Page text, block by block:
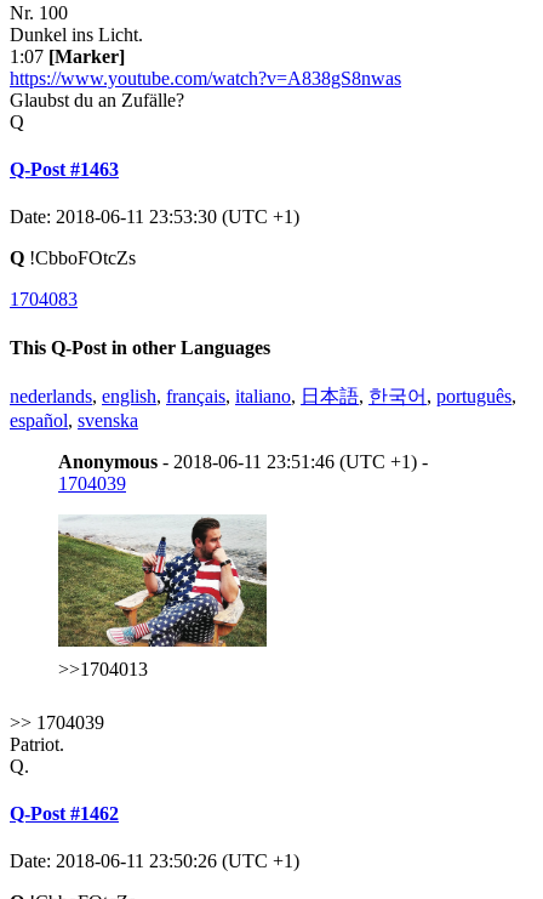
Nr. 100
Dunkel ins Licht.
1:07 [Marker]
https://www.youtube.com/watch?v=A838gS8nwas
Glaubst du an Zufälle?
Q
Q-Post #1463
Date: 2018-06-11 23:53:30 (UTC +1)
Q !CbboFOtcZs
1704083
This Q-Post in other Languages
nederlands, english, français, italiano, 日本語, 한국어 , português,
español, svenska
Anonymous - 2018-06-11 23:51:46 (UTC +1) -
1704039
>>1704013
>> 1704039
Patriot.
Q.
Q-Post #1462
Date: 2018-06-11 23:50:26 (UTC +1)